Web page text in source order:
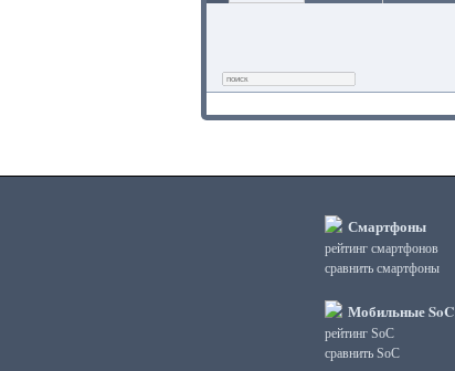
Смартфоны
рейтинг смартфонов
сравнить смартфоны
Мобильные SoC
рейтинг SoC
сравнить SoC